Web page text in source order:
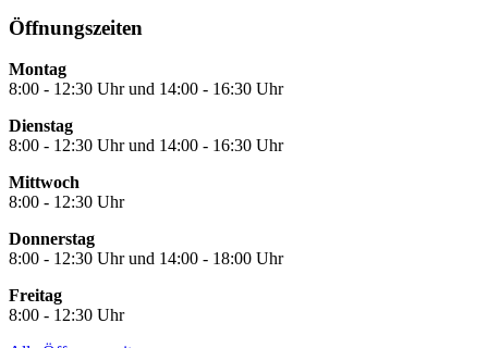
Öffnungszeiten
Montag
8:00 - 12:30 Uhr und 14:00 - 16:30 Uhr
Dienstag
8:00 - 12:30 Uhr und 14:00 - 16:30 Uhr
Mittwoch
8:00 - 12:30 Uhr
Donnerstag
8:00 - 12:30 Uhr und 14:00 - 18:00 Uhr
Freitag
8:00 - 12:30 Uhr